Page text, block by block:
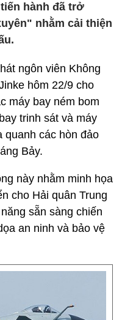
hành đã trở
nhằm cải thiện
ngôn viên Không
hôm 22/9 cho
máy bay ném bom
trinh sát và máy
quanh các hòn đảo
Bảy.
này nhằm minh họa
cho Hải quân Trung
sẵn sàng chiến
an ninh và bảo vệ